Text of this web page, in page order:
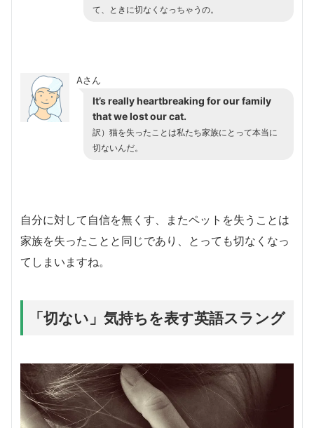
て、ときに切なくなっちゃうの。
Aさん
It’s really heartbreaking for our family
that we lost our cat.
訳）猫を失ったことは私たち家族にとって本当に
切ないんだ。
自分に対して自信を無くす、またペットを失うことは
家族を失ったことと同じであり、とっても切なくなっ
てしまいますね。
「切ない」気持ちを表す英語スラング